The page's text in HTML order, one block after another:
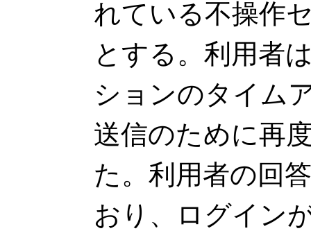
れている不操作
とする。利用者
ションのタイム
送信のために再
た。利用者の回
おり、ログイン